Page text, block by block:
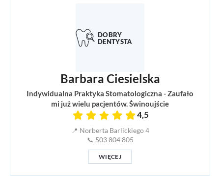
Barbara Ciesielska
Indywidualna Praktyka Stomatologiczna - Zaufało
mi już wielu pacjentów. Świnoujście
4,5
📍 Norberta Barlickiego 4
📞 503 804 805
WIĘCEJ